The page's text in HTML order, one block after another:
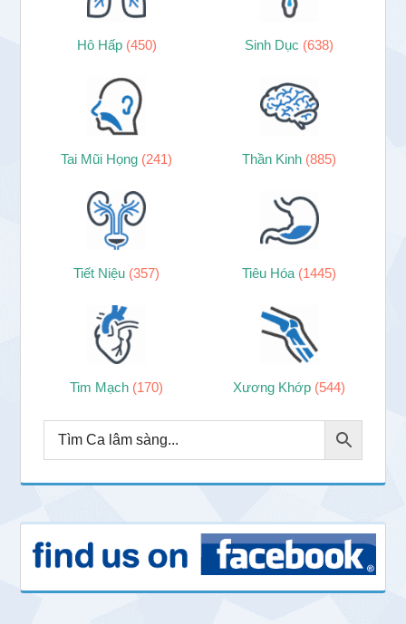
Hô Hấp (450) Sinh Dục (638)
Tai Mũi Họng (241) Thần Kinh (885)
Tiết Niệu (357) Tiêu Hóa (1445)
Tim Mạch (170) Xương Khớp (544)